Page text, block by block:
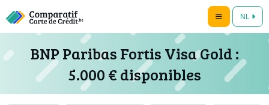
NL
BNP Paribas Fortis Visa Gold :
5.000 € disponibles